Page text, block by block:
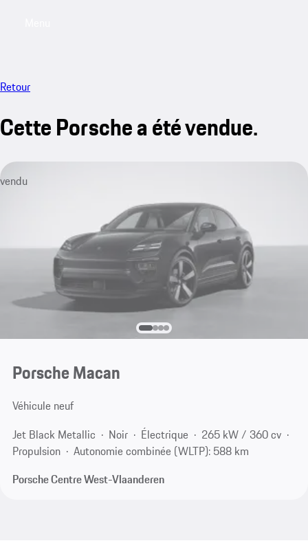
Retour
Cette Porsche a été vendue.
vendu
Porsche Macan
Véhicule neuf
Jet Black Metallic
Noir Électrique
265 kW / 360 cv
Propulsion
Autonomie combinée (WLTP): 588 km
Porsche Centre West-Vlaanderen